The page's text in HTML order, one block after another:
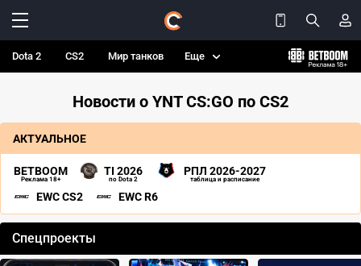
Dota 2 CS2 Мир танков Еще
Новости о YNT CS:GO по CS2
АКТУАЛЬНОЕ
BETBOOM
Реклама 18+
TI 2026
по Dota 2
РПЛ 2026-2027
таблица и расписание
EWC CS2 EWC R6
Спецпроекты